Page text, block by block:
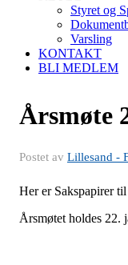
Styret og
Varsling
KONTAKT
BLI MEDLEM
Årsmøte
Postet av Lillesand -
Her er Sakspapirer
Årsmøtet holdes 22.